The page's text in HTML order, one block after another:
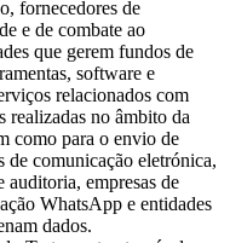
fornecedores de
e de combate ao
que gerem fundos de
software e
relacionados com
realizadas no âmbito da
como para o envio de
de comunicação eletrónica,
auditoria, empresas de
WhatsApp e entidades
dados.